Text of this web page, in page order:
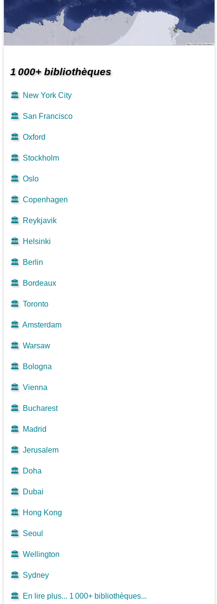
1 000+ bibliothèques
🏛️ New York City
🏛️ San Francisco
🏛️ Oxford
🏛️ Stockholm
🏛️ Oslo
🏛️ Copenhagen
🏛️ Reykjavik
🏛️ Helsinki
🏛️ Berlin
🏛️ Bordeaux
🏛️ Toronto
🏛️ Amsterdam
🏛️ Warsaw
🏛️ Bologna
🏛️ Vienna
🏛️ Bucharest
🏛️ Madrid
🏛️ Jerusalem
🏛️ Doha
🏛️ Dubai
🏛️ Hong Kong
🏛️ Seoul
🏛️ Wellington
🏛️ Sydney
🏛️ En lire plus... 1 000+ bibliothèques...